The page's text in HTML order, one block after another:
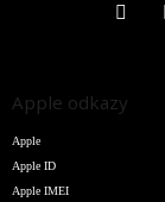
Apple odkazy
Apple
Apple ID
Apple IMEI